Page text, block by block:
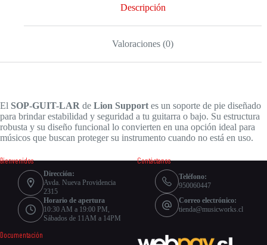
Descripción
Valoraciones (0)
El SOP-GUIT-LAR de Lion Support es un soporte de pie diseñado
para brindar estabilidad y seguridad a tu guitarra o bajo. Su estructura
robusta y su diseño funcional lo convierten en una opción ideal para
músicos que buscan proteger su instrumento cuando no está en uso.
Bienvenidos
Dirección:
Avda. Nueva Providencia
2315
Horario de apertura
10:30 AM a 19:00 PM,
Sábados de 11AM a 14PM
Contáctanos
Teléfono:
950060447
Correo electrónico:
tienda@musicworks.cl
Documentación